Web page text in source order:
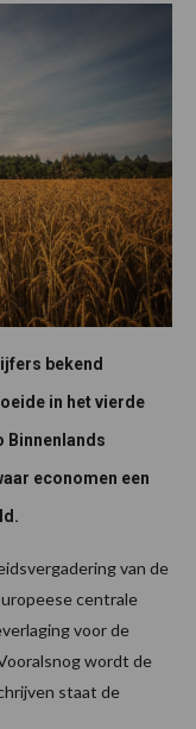
bekend
in het vierde
Binnenlands
economen een
van de
centrale
voor de
wordt de
staat de